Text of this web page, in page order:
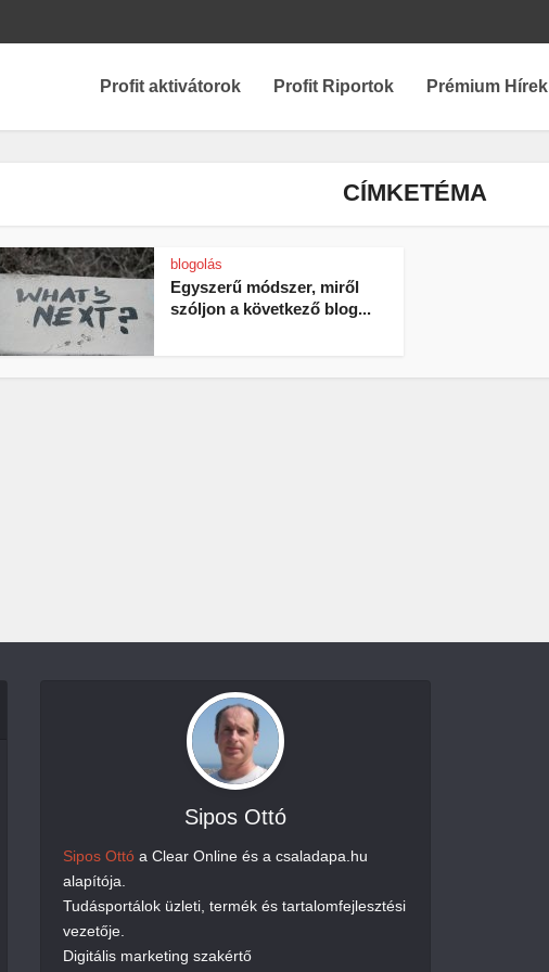
Profit aktivátorok Profit Riportok Prémium Hírek
CÍMKETÉMA
blogolás
Egyszerű módszer, miről
szóljon a következő blog...
Sipos Ottó
Sipos Ottóa Clear Online és a csaladapa.hu
alapítója.
Tudásportálok üzleti, termék és tartalomfejlesztési
vezetője.
Digitális marketing szakértő